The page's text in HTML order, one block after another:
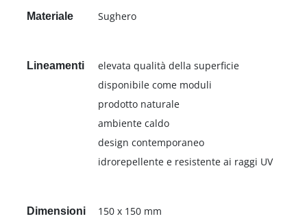
Materiale Sughero
Lineamenti
elevata qualità della superficie
disponibile come moduli
prodotto naturale
ambiente caldo
design contemporaneo
idrorepellente e resistente ai raggi UV
Dimensioni
150 x 150 mm